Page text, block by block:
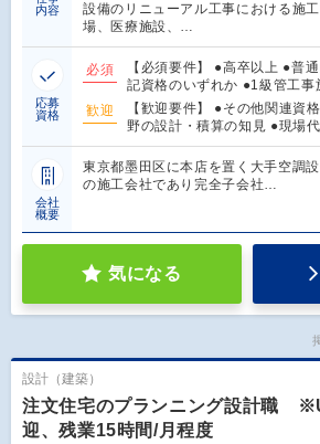
内容
設備のリニューアル工事における施
場、医療施設、…
応募
資格
必須
【必須要件】 ●高卒以上 ●普
記資格のいずれか ●1級管工
歓迎
【歓迎要件】 ●その他関連資
野の設計・積算の知見 ●現場
会社
概要
東京都墨田区に本店を置く大手空調
の施工会社であり完全子会社…
気になる
設計（建築）
注文住宅のプランニング設計職
迎、残業15時間/月程度